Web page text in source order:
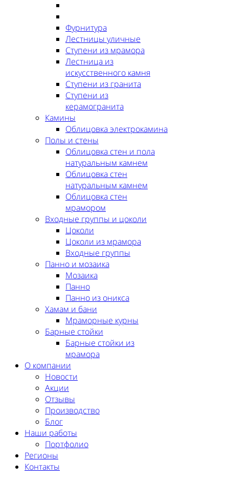
Фурнитура
Лестницы уличные
Ступени из мрамора
Лестница из
искусственного камня
Ступени из гранита
Ступени из
керамогранита
Камины
Облицовка электрокамина
Полы и стены
Облицовка стен и пола
натуральным камнем
Облицовка стен
натуральным камнем
Облицовка стен
мрамором
Входные группы и цоколи
Цоколи
Цоколи из мрамора
Входные группы
Панно и мозаика
Мозаика
Панно
Панно из оникса
Хамам и бани
Мраморные курны
Барные стойки
Барные стойки из
мрамора
О компании
Новости
Акции
Отзывы
Производство
Блог
Наши работы
Портфолио
Регионы
Контакты